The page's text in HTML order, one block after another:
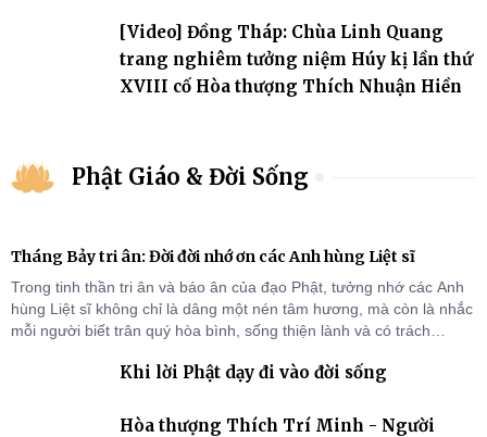
[Video] Đồng Tháp: Chùa Linh Quang
trang nghiêm tưởng niệm Húy kị lần thứ
XVIII cố Hòa thượng Thích Nhuận Hiền
Phật Giáo & Đời Sống
Tháng Bảy tri ân: Đời đời nhớ ơn các Anh hùng Liệt sĩ
Trong tinh thần tri ân và báo ân của đạo Phật, tưởng nhớ các Anh
hùng Liệt sĩ không chỉ là dâng một nén tâm hương, mà còn là nhắc
mỗi người biết trân quý hòa bình, sống thiện lành và có trách
Khi lời Phật dạy đi vào đời sống
Hòa thượng Thích Trí Minh - Người